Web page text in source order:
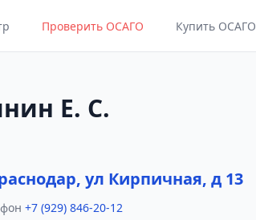
Проверить ОСАГО Купить ОСАГО
Е. С.
ул Кирпичная, д 13
+7 (929) 846-20-12